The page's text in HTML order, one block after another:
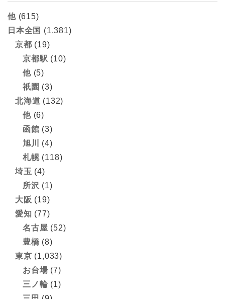
他(615)
日本全国 (1,381)
京都 (19)
京都駅 (10)
他(5)
祇園 (3)
北海道 (132)
他(6)
函館 (3)
旭川
(4)
札幌(118)
埼玉 (4)
所沢 (1)
大阪 (19)
愛知 (77)
名古屋 (52)
豊橋 (8)
東京 (1,033)
お台場 (7)
三ノ輪 (1)